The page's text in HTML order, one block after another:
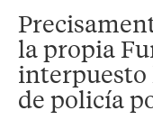
la propia
interpuesto
de policía